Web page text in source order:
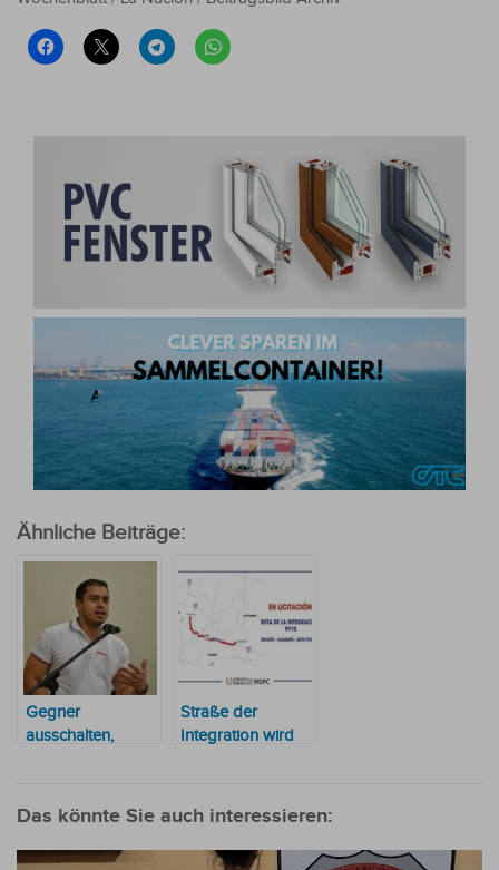
Ähnliche Beiträge:
Gegner
ausschalten,
Straße der
Integration wird
Das könnte Sie auch interessieren: